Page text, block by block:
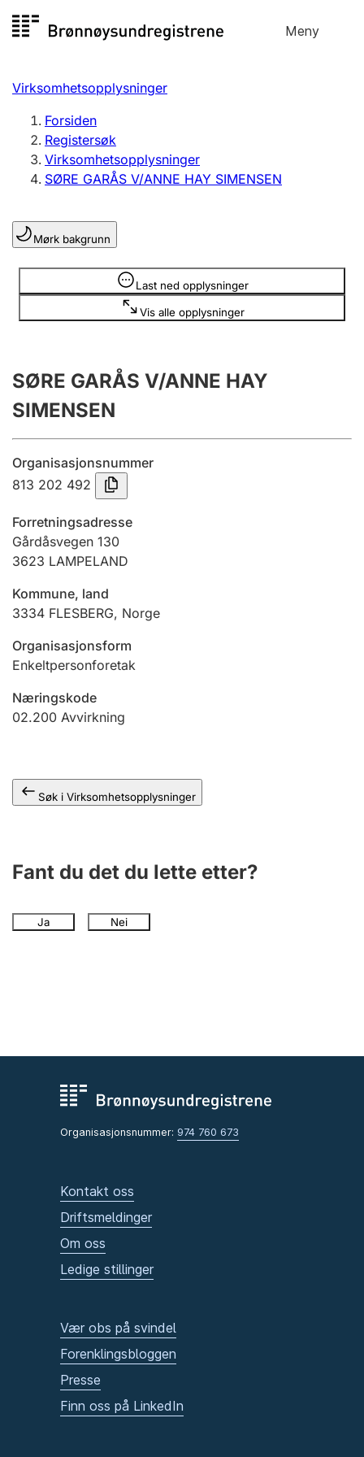
til
Meny
Registersøk
Aksjeselskap
Enkeltpersonforetak
Registrere, endre, slette
Lag og forening
Registrere, endre, slette
Årsregnskap
Innsending og forsinkelsesgebyr
Tinglysing
Jeger
Betaling og jegeravgiftskort
Ektepaktveileder
Offentlig sektor
Virksomhetsopplysninger
Forsiden
Registersøk
Virksomhetsopplysninger
SØRE GARÅS V/ANNE HAY SIMENSEN
Mørk bakgrunn
Last ned opplysninger
Vis alle opplysninger
Opplysninger er skjult
SØRE GARÅS V/ANNE HAY
SIMENSEN
Organisasjonsnummer
813 202 492
Forretningsadresse
Gårdåsvegen 130
3623 LAMPELAND
Kommune, land
3334 FLESBERG, Norge
Organisasjonsform
Enkeltpersonforetak
Næringskode
02.200 Avvirkning
Søk i Virksomhetsopplysninger
Fant du det du lette etter?
Ja Nei
Organisasjonsnummer: 974 760 673
Kontakt oss
Driftsmeldinger
Om oss
Ledige stillinger
Vær obs på svindel
Forenklingsbloggen
Presse
Finn oss på LinkedIn